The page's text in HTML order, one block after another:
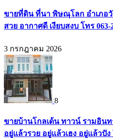
ขายที่ดิน ที่นา พิษณุโลก อำเภอวั
สวย อากาศดี เงียบสงบ โทร 063-
3 กรกฎาคม 2026
8
ขายบ้านโกลเด้น ทาวน์ รามอิน
อยู่แล้วรวย อยู่แล้วเฮง อยู่แล้วปัง